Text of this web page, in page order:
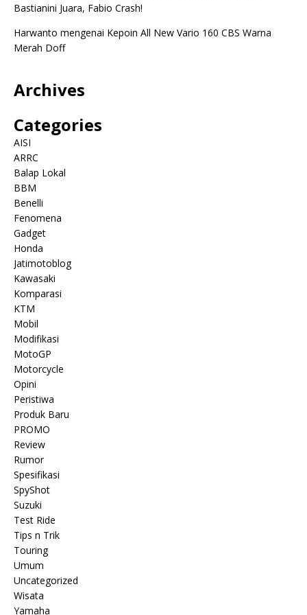
Bastianini Juara, Fabio Crash!
Harwanto mengenai Kepoin All New Vario 160 CBS Warna
Merah Doff
Archives
Categories
AISI
ARRC
Balap Lokal
BBM
Benelli
Fenomena
Gadget
Honda
Jatimotoblog
Kawasaki
Komparasi
KTM
Mobil
Modifikasi
MotoGP
Motorcycle
Opini
Peristiwa
Produk Baru
PROMO
Review
Rumor
Spesifikasi
SpyShot
Suzuki
Test Ride
Tips n Trik
Touring
Umum
Uncategorized
Wisata
Yamaha